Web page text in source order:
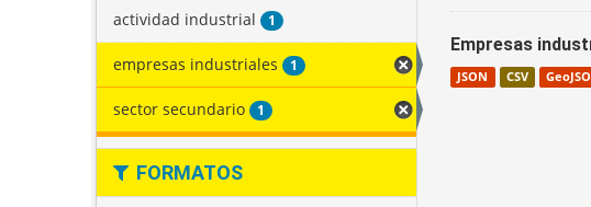
actividad industrial 1
empresas industriales 1
sector secundario 1
FORMATOS
Empresas
JSON CSV